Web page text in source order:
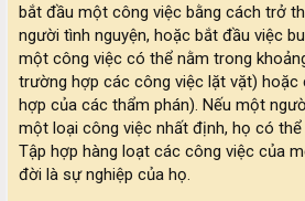
bắt đầu một công việc bằng cách trở
người tình nguyện, hoặc bắt đầu việc
một công việc có thể nằm trong
trường hợp các công việc lặt vặt)
hợp của các thẩm phán). Nếu một
một loại công việc nhất định, họ có
Tập hợp hàng loạt các công việc của
đời là sự nghiệp của họ.